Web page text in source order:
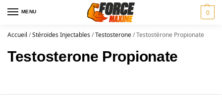
MENU 0
Accueil /Stéroïdes Injectables/Testosterone/Testostérone Propionate
Testosterone Propionate